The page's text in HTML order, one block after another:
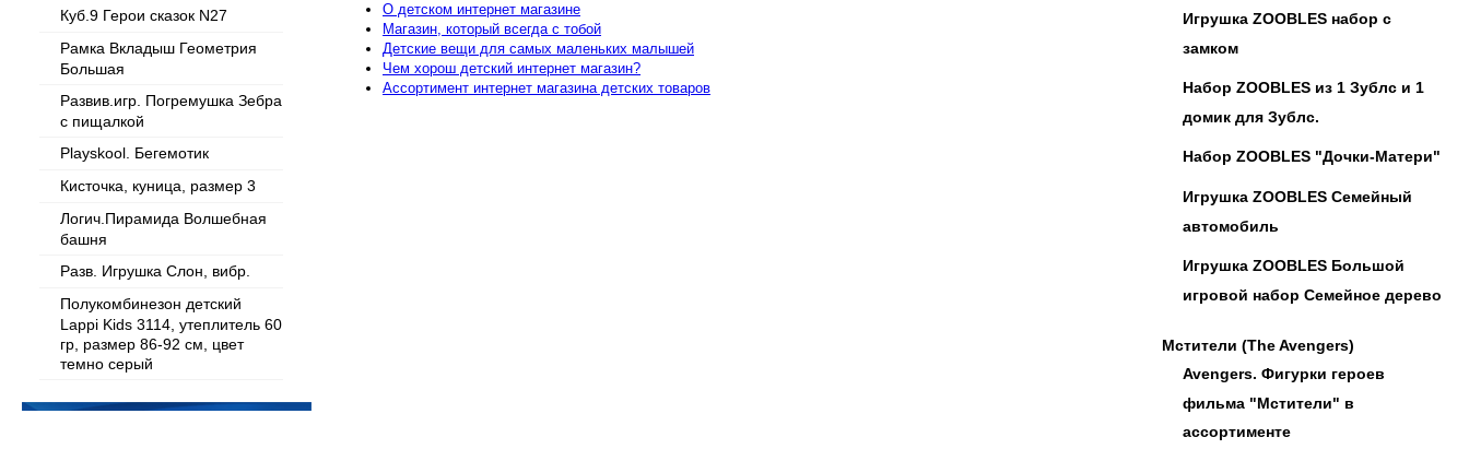
Игрушка ZOOBLES набор с
замком
Набор ZOOBLES из 1 Зублс и 1
домик для Зублс.
Набор ZOOBLES "Дочки-Матери"
Игрушка ZOOBLES Семейный
автомобиль
Игрушка ZOOBLES Большой
игровой набор Семейное дерево
Мстители (The Avengers)
Avengers. Фигурки героев
фильма "Мстители" в
ассортименте
Куб.9 Герои сказок N27
Рамка Вкладыш Геометрия
Большая
Развив.игр. Погремушка Зебра
с пищалкой
Playskool. Бегемотик
Кисточка, куница, размер 3
Логич.Пирамида Волшебная
башня
Разв. Игрушка Слон, вибр.
Полукомбинезон детский
Lappi Kids 3114, утеплитель 60
гр, размер 86-92 см, цвет
темно серый
О детском интернет магазине
Магазин, который всегда с тобой
Детские вещи для самых маленьких малышей
Чем хорош детский интернет магазин?
Ассортимент интернет магазина детских товаров